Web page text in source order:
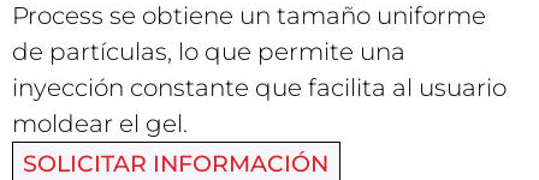
Process se obtiene un tamaño uniforme
de partículas, lo que permite una
inyección constante que facilita al usuario
moldear el gel.
SOLICITAR INFORMACIÓN